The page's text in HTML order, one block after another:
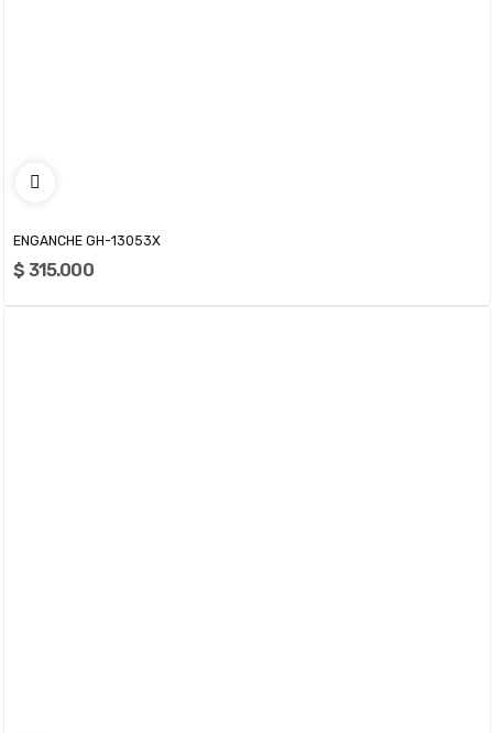
ENGANCHE GH-13053X
$ 315.000